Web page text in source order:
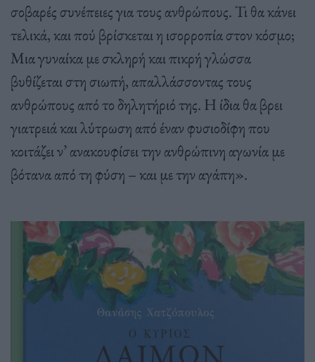
σοβαρές συνέπειες για τους ανθρώπους. Τι θα κάνει
τελικά, και πού βρίσκεται η ισορροπία στον κόσμο;
Μια γυναίκα με σκληρή και πικρή γλώσσα
βυθίζεται στη σιωπή, απαλλάσσοντας τους
ανθρώπους από το δηλητήριό της. Η ίδια θα βρει
γιατρειά και λύτρωση από έναν φυσιοδίφη που
κοιτάζει ν’ ανακουφίσει την ανθρώπινη αγωνία με
βότανα από τη φύση – και με την αγάπη».